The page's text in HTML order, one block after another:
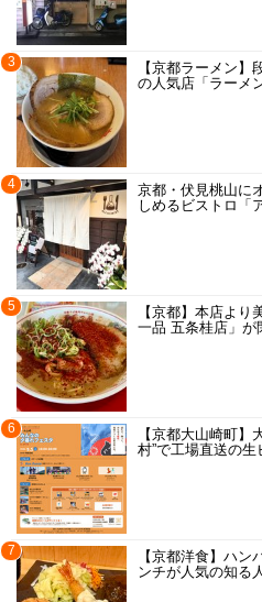
3
【京都ラーメン】
の人気店「ラーメ
4
京都・伏見桃山に
しめるビストロ「
5
【京都】本店よ
一品 五条桂店」が
6
【京都大山崎町】
村”で工場直送の
7
【京都洋食】ハン
ンチが人気の知る